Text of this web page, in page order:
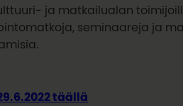
ja matkailualan
seminaareja ja
täällä